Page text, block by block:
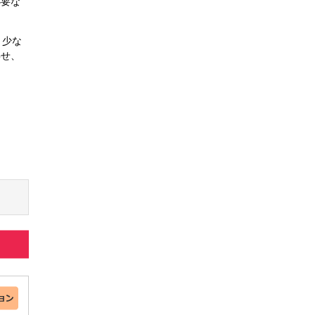
な
、